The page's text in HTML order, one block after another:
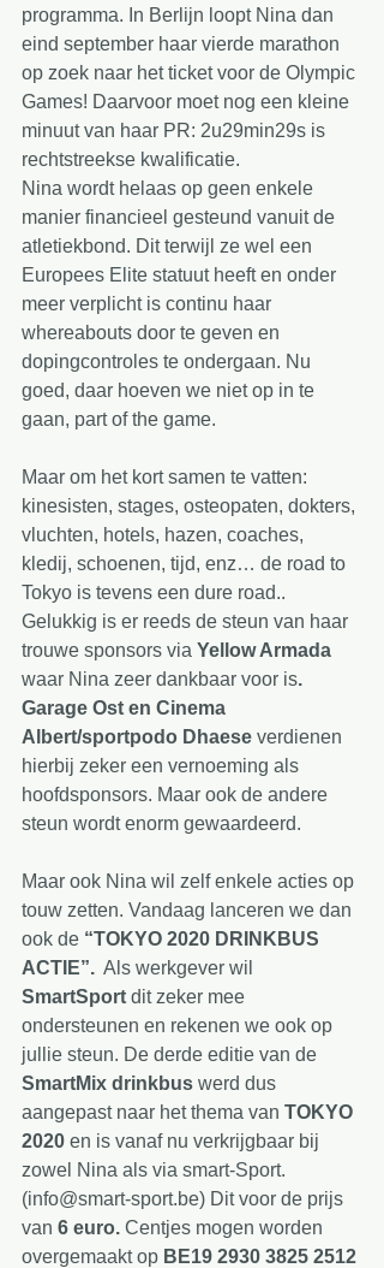
programma. In Berlijn loopt Nina dan
eind september haar vierde marathon
op zoek naar het ticket voor de Olympic
Games! Daarvoor moet nog een kleine
minuut van haar PR: 2u29min29s is
rechtstreekse kwalificatie.
Nina wordt helaas op geen enkele
manier financieel gesteund vanuit de
atletiekbond. Dit terwijl ze wel een
Europees Elite statuut heeft en onder
meer verplicht is continu haar
whereabouts door te geven en
dopingcontroles te ondergaan. Nu
goed, daar hoeven we niet op in te
gaan, part of the game.
Maar om het kort samen te vatten:
kinesisten, stages, osteopaten, dokters,
vluchten, hotels, hazen, coaches,
kledij, schoenen, tijd, enz… de road to
Tokyo is tevens een dure road..
Gelukkig is er reeds de steun van haar
trouwe sponsors via Yellow Armada
waar Nina zeer dankbaar voor is.
Garage Ost en Cinema
Albert/sportpodo Dhaese verdienen
hierbij zeker een vernoeming als
hoofdsponsors. Maar ook de andere
steun wordt enorm gewaardeerd.
Maar ook Nina wil zelf enkele acties op
touw zetten. Vandaag lanceren we dan
ook de “TOKYO 2020 DRINKBUS
ACTIE”. Als werkgever wil
SmartSport dit zeker mee
ondersteunen en rekenen we ook op
jullie steun. De derde editie van de
SmartMix drinkbus werd dus
aangepast naar het thema van TOKYO
2020 en is vanaf nu verkrijgbaar bij
zowel Nina als via smart-Sport.
(info@smart-sport.be) Dit voor de prijs
van 6 euro. Centjes mogen worden
overgemaakt op BE19 2930 3825 2512